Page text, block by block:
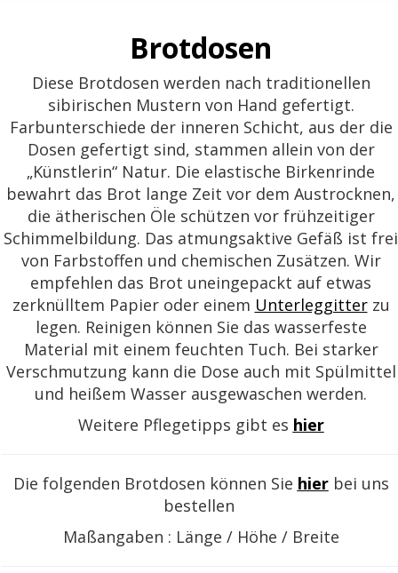
Brotdosen
Diese Brotdosen werden nach traditionellen
sibirischen Mustern von Hand gefertigt.
Farbunterschiede der inneren Schicht, aus der die
Dosen gefertigt sind, stammen allein von der
„Künstlerin“ Natur. Die elastische Birkenrinde
bewahrt das Brot lange Zeit vor dem Austrocknen,
die ätherischen Öle schützen vor frühzeitiger
Schimmelbildung. Das atmungsaktive Gefäß ist frei
von Farbstoffen und chemischen Zusätzen. Wir
empfehlen das Brot uneingepackt auf etwas
zerknülltem Papier oder einem Unterleggitterzu
legen. Reinigen können Sie das wasserfeste
Material mit einem feuchten Tuch. Bei starker
Verschmutzung kann die Dose auch mit Spülmittel
und heißem Wasser ausgewaschen werden.
Weitere Pflegetipps gibt es hier
Die folgenden Brotdosen können Sie hierbei uns
bestellen
Maßangaben : Länge / Höhe / Breite